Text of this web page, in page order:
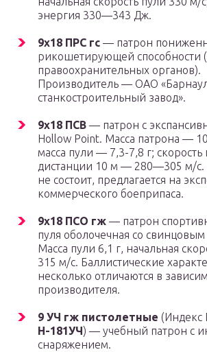
энергия 330—343 Дж.
9х18 ПРС гс — патрон
рикошетирующей способности
правоохранительных органов).
Производитель — ОАО
станкостроительный завод».
9х18 ПСВ — патрон с
Hollow Point. Масса патрона —
масса пули — 7,3-7,8 г; скорость
дистанции 10 м — 280—305 м/
не состоит, предлагается на
коммерческого боеприпаса.
9х18 ПСО гж — патрон
пуля оболочечная со
Масса пули 6,1 г, начальная
315 м/с. Баллистические
несколько отличаются в
производителя.
9 УЧ гж пистолетные (Индекс
Н-181УЧ) — учебный патрон с
снаряжением.